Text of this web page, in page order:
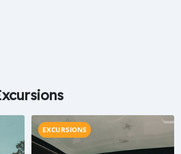
EXCURSIONS